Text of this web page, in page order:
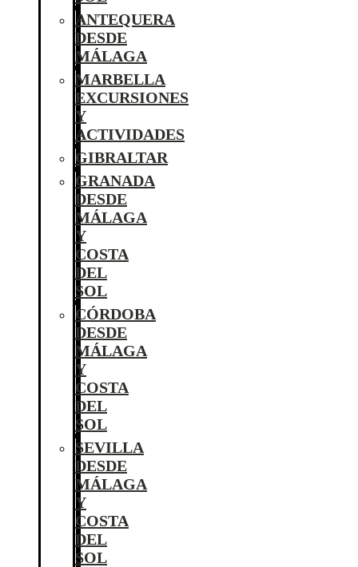
ANTEQUERA
DESDE
MÁLAGA
MARBELLA
EXCURSIONES
Y
ACTIVIDADES
GIBRALTAR
GRANADA
DESDE
MÁLAGA
Y
COSTA
DEL
SOL
CÓRDOBA
DESDE
MÁLAGA
Y
COSTA
DEL
SOL
SEVILLA
DESDE
MÁLAGA
Y
COSTA
DEL
SOL